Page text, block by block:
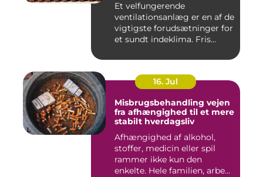
Et velfungerende
ventilationsanlæg er en af de
vigtigste forudsætninger for
et sundt indeklima. Fris...
16. Jul
Misbrugsbehandling vejen
fra afhængighed til et mere
stabilt hverdagsliv
Afhængighed af alkohol,
stoffer, medicin eller spil
rammer ikke kun den
enkelte. Hele familien, arbe...